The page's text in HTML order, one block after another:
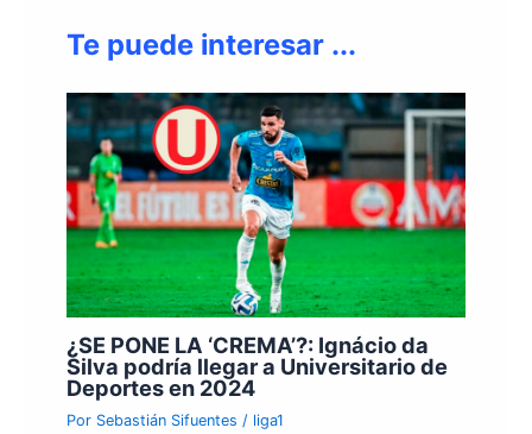
Te puede interesar ...
¿SE PONE LA ‘CREMA’?: Ignácio da
Silva podría llegar a Universitario de
Deportes en 2024
Por Sebastián Sifuentes/ liga1